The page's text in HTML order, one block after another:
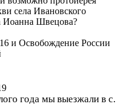
села Ивановского
Иоанна Швецова?
и Освобождение России
года мы выезжали в с.